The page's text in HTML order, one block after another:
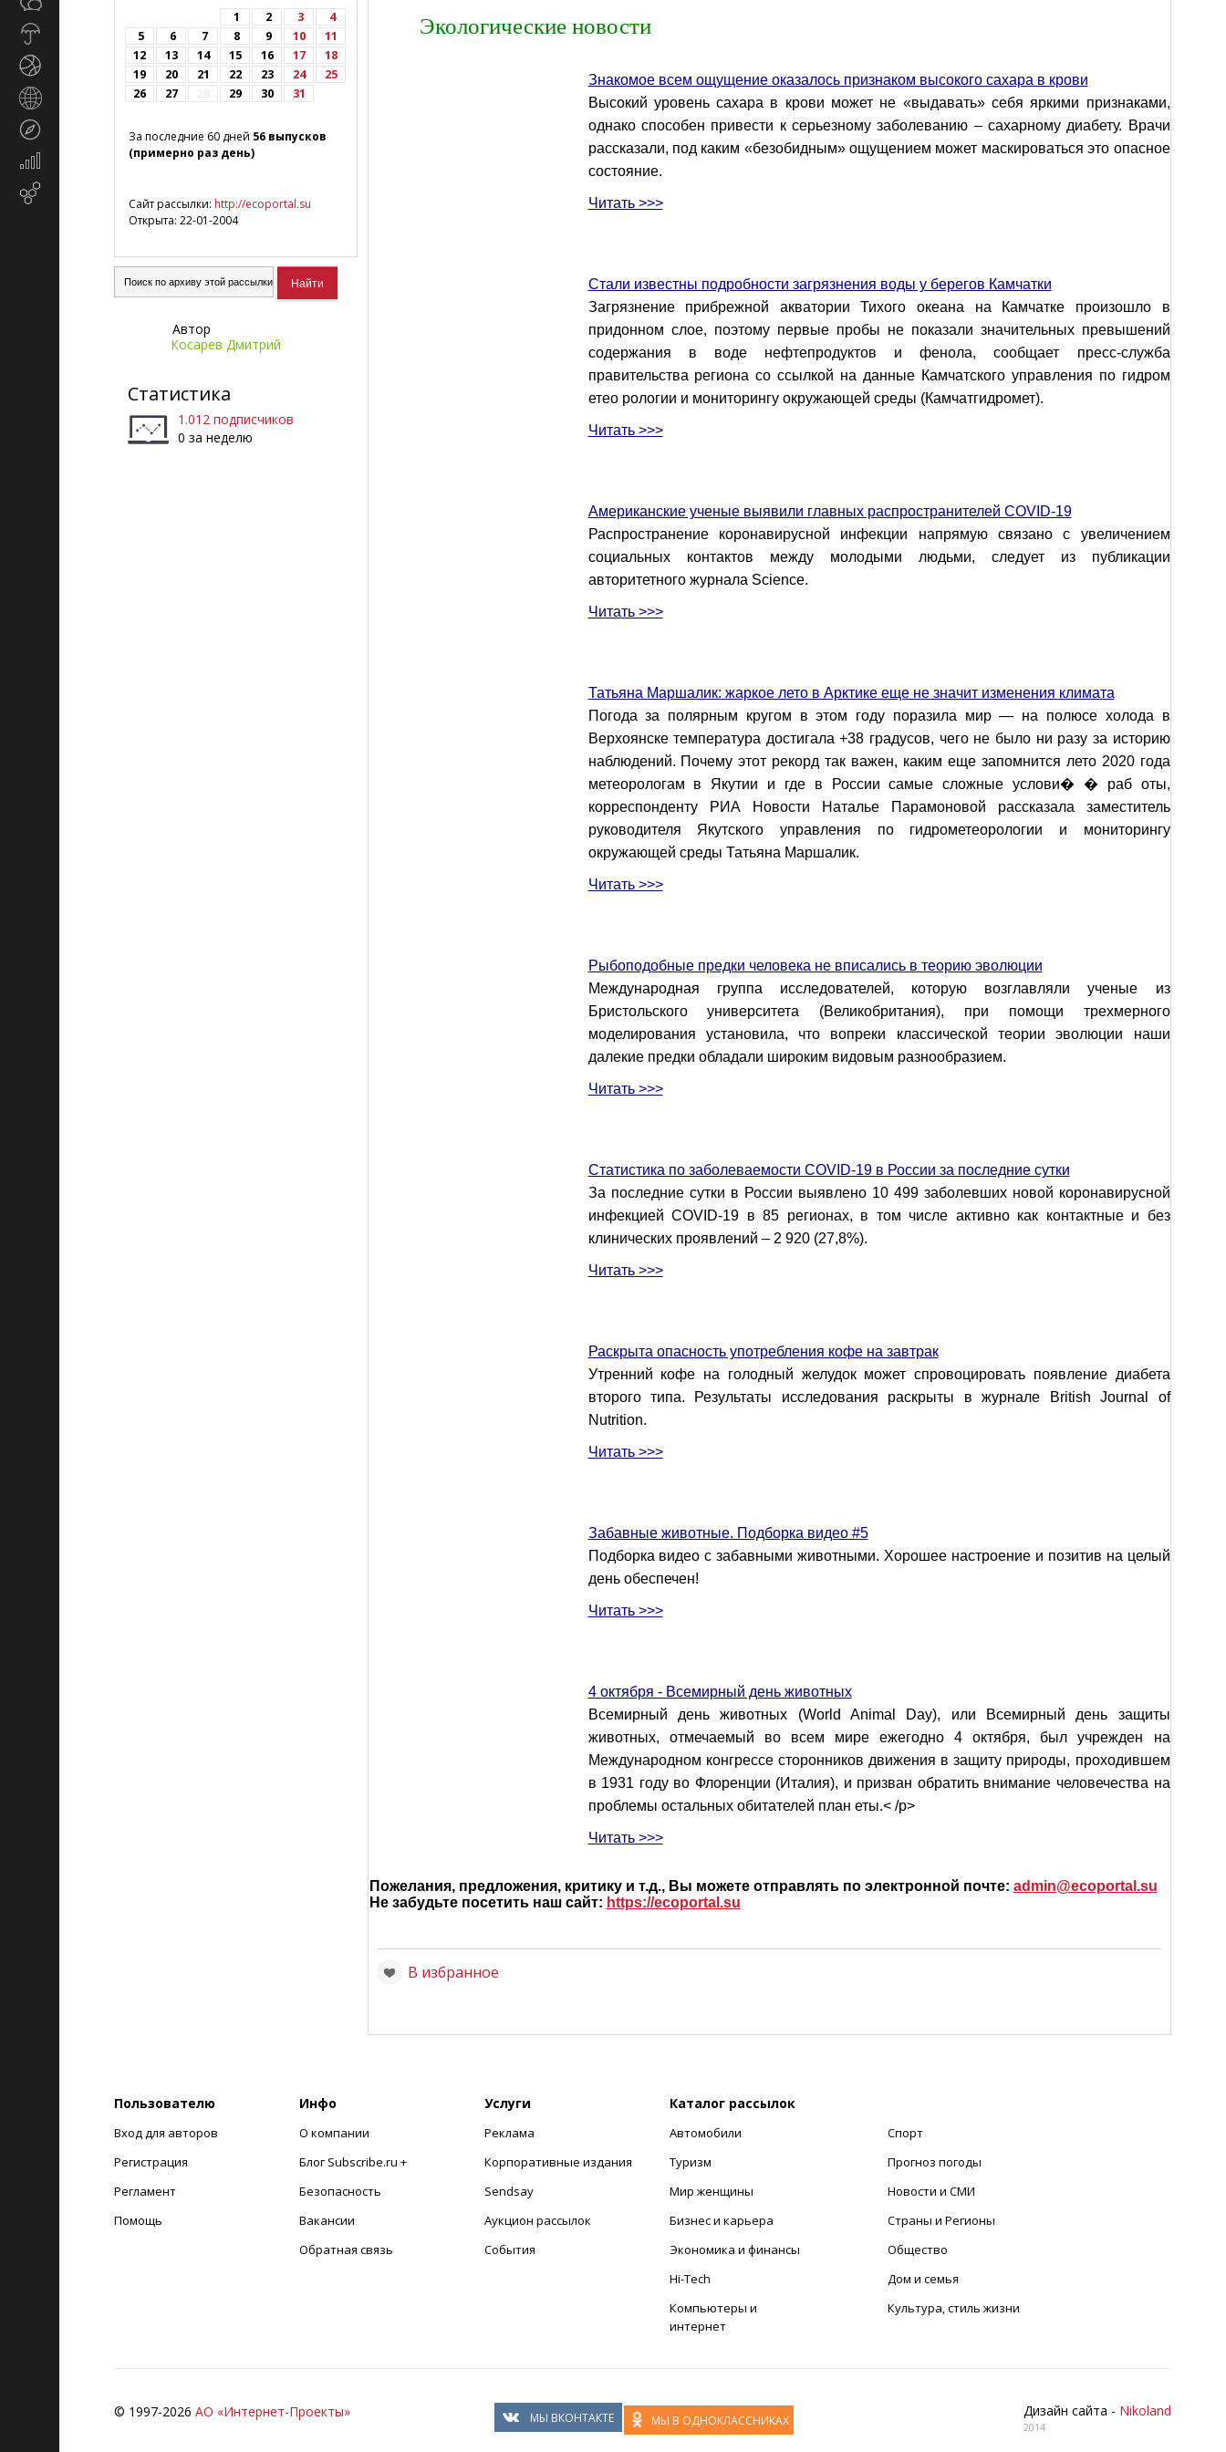
Экономика
маркетинг
1 2 3
4
5
6 7 8 9 10
11
12
13 14 15 16 17
18
19
20 21 22 23 24
25
26
27 28 29 30 31
За последние 60 дней 56 выпусков
(примерно раз день)
Сайт рассылки: http://ecoportal.su
Открыта: 22-01-2004
Автор
Косарев Дмитрий
Статистика
1.012 подписчиков
0 за неделю
Экологические новости
Знакомое всем ощущение оказалось признаком высокого сахара в крови
Высокий уровень сахара в крови может не «выдавать» себя яркими признаками,
однако способен привести к серьезному заболеванию – сахарному диабету. Врачи
рассказали, под каким «безобидным» ощущением может маскироваться это опасное
состояние.
Читать >>>
Стали известны подробности загрязнения воды у берегов Камчатки
Загрязнение прибрежной акватории Тихого океана на Камчатке произошло в
придонном слое, поэтому первые пробы не показали значительных превышений
содержания в воде нефтепродуктов и фенола, сообщает пресс-служба
правительства региона со ссылкой на данные Камчатского управления по гидром
етео рологии и мониторингу окружающей среды (Камчатгидромет).
Читать >>>
Американские ученые выявили главных распространителей COVID-19
Распространение коронавирусной инфекции напрямую связано с увеличением
социальных контактов между молодыми людьми, следует из публикации
авторитетного журнала Science.
Читать >>>
Татьяна Маршалик: жаркое лето в Арктике еще не значит изменения климата
Погода за полярным кругом в этом году поразила мир — на полюсе холода в
Верхоянске температура достигала +38 градусов, чего не было ни разу за историю
наблюдений. Почему этот рекорд так важен, каким еще запомнится лето 2020 года
метеорологам в Якутии и где в России самые сложные услови� � раб оты,
корреспонденту РИА Новости Наталье Парамоновой рассказала заместитель
руководителя Якутского управления по гидрометеорологии и мониторингу
окружающей среды Татьяна Маршалик.
Читать >>>
Рыбоподобные предки человека не вписались в теорию эволюции
Международная группа исследователей, которую возглавляли ученые из
Бристольского университета (Великобритания), при помощи трехмерного
моделирования установила, что вопреки классической теории эволюции наши
далекие предки обладали широким видовым разнообразием.
Читать >>>
Статистика по заболеваемости COVID-19 в России за последние сутки
За последние сутки в России выявлено 10 499 заболевших новой коронавирусной
инфекцией COVID-19 в 85 регионах, в том числе активно как контактные и без
клинических проявлений – 2 920 (27,8%).
Читать >>>
Раскрыта опасность употребления кофе на завтрак
Утренний кофе на голодный желудок может спровоцировать появление диабета
второго типа. Результаты исследования раскрыты в журнале British Journal of
Nutrition.
Читать >>>
Забавные животные. Подборка видео #5
Подборка видео с забавными животными. Хорошее настроение и позитив на целый
день обеспечен!
Читать >>>
4 октября - Всемирный день животных
Всемирный день животных (World Animal Day), или Всемирный день защиты
животных, отмечаемый во всем мире ежегодно 4 октября, был учрежден на
Международном конгрессе сторонников движения в защиту природы, проходившем
в 1931 году во Флоренции (Италия), и призван обратить внимание человечества на
проблемы остальных обитателей план еты.< /p>
Читать >>>
Пожелания, предложения, критику и т.д., Вы можете отправлять по электронной почте: admin@ecoportal.su
Не забудьте посетить наш сайт: https://ecoportal.su
В избранное
Пользователю
Вход для авторов
Регистрация
Регламент
Помощь
Инфо
О компании
Блог Subscribe.ru +
Безопасность
Вакансии
Обратная связь
Услуги
Реклама
Корпоративные издания
Sendsay
Аукцион рассылок
События
Каталог рассылок
Автомобили
Туризм
Мир женщины
Бизнес и карьера
Экономика и финансы
Hi-Tech
Компьютеры и
интернет
Спорт
Прогноз погоды
Новости и СМИ
Страны и Регионы
Общество
Дом и семья
Культура, стиль жизни
© 1997-2026 АО «Интернет-Проекты» Дизайн сайта - Nikoland
2014
МЫ ВКОНТАКТЕ МЫ В ОДНОКЛАССНИКАХ